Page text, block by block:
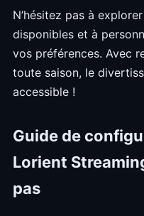
N’hésitez pas à
disponibles et à
vos préférences. Avec
toute saison, le
accessible !
Guide de
Lorient
pas